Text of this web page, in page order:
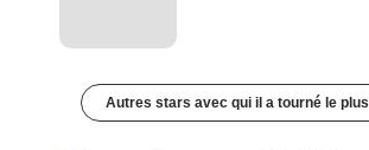
Autres stars avec qui il a tourné le plus